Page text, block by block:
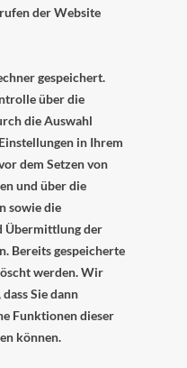
der Website
gespeichert.
über die
die Auswahl
in Ihrem
dem Setzen von
und über die
sowie die
Übermittlung der
Bereits gespeicherte
werden. Wir
Sie dann
Funktionen dieser
können.